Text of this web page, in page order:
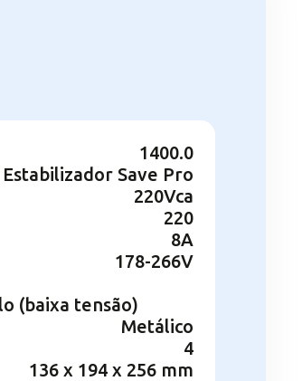
1400.0
Estabilizador Save Pro
220Vca
220
8A
178-266V
(baixa tensão)
Metálico
4
136 x 194 x 256 mm